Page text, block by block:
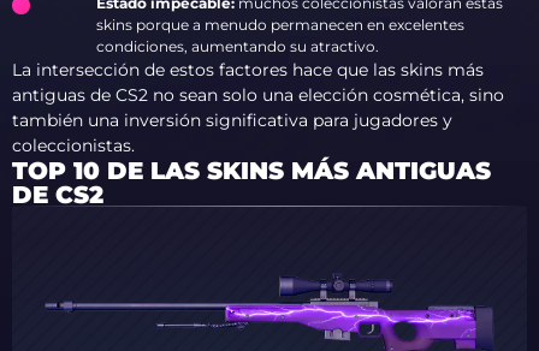
skins porque a menudo permanecen en excelentes
condiciones, aumentando su atractivo.
La intersección de estos factores hace que las skins más
antiguas de CS2 no sean solo una elección cosmética, sino
también una inversión significativa para jugadores y
coleccionistas.
TOP 10 DE LAS SKINS MÁS ANTIGUAS
DE CS2